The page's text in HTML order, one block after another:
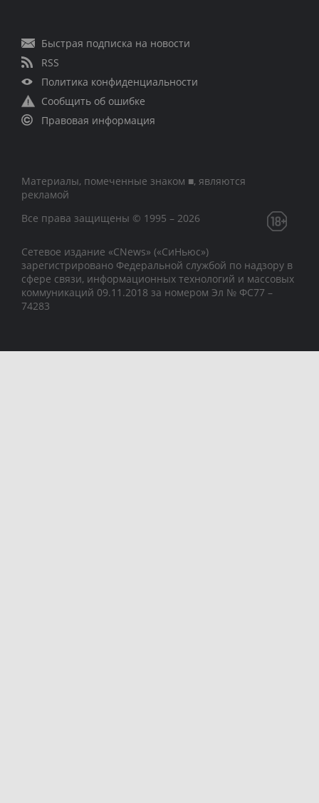
Быстрая подписка на новости
RSS
Политика конфиденциальности
Сообщить об ошибке
Правовая информация
Материалы, помеченные знаком ■, являются
рекламой
Все права защищены © 1995 – 2026
Сетевое издание «CNews» («СиНьюс»)
зарегистрировано Федеральной службой по надзору в
сфере связи, информационных технологий и массовых
коммуникаций 09.11.2018 за номером Эл № ФС77 –
74283